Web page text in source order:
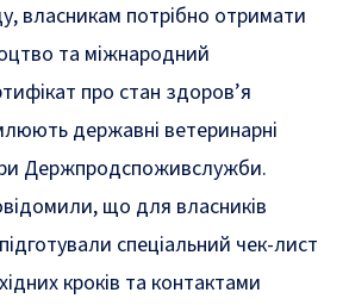
власникам потрібно отримати
та міжнародний
про стан здоров’я
державні ветеринарні
Держпродспоживслужби.
що для власників
спеціальний чек-лист
кроків та контактами